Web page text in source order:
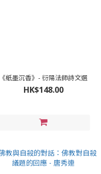
《紙墨沉香》- 衍陽法師詩文選
HK$148.00